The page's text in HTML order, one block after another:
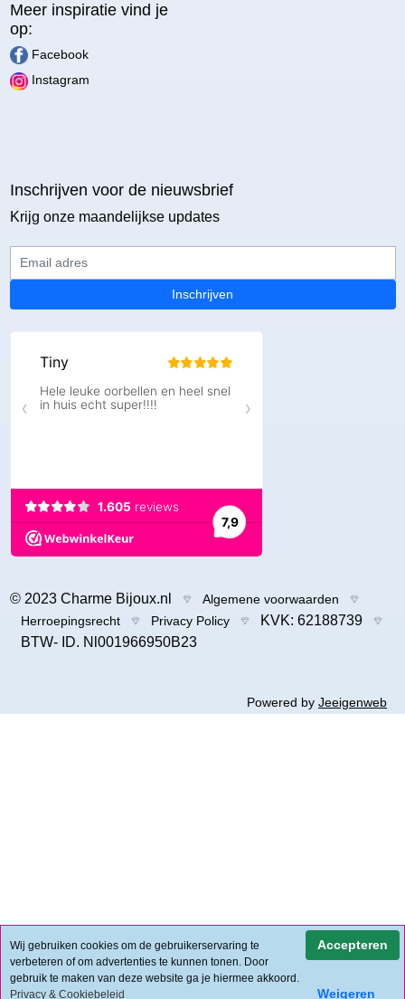
Meer inspiratie vind je
op:
Facebook
Instagram
Inschrijven voor de nieuwsbrief
Krijg onze maandelijkse updates
Inschrijven
© 2023 Charme Bijoux.nl
Algemene voorwaarden
Herroepingsrecht
Privacy Policy
KVK: 62188739
BTW- ID. Nl001966950B23
Powered by Jeeigenweb
Wij gebruiken cookies om de gebruikerservaring te
verbeteren of om advertenties te kunnen tonen. Door
gebruik te maken van deze website ga je hiermee akkoord.
Privacy & Cookiebeleid
Accepteren
Weigeren